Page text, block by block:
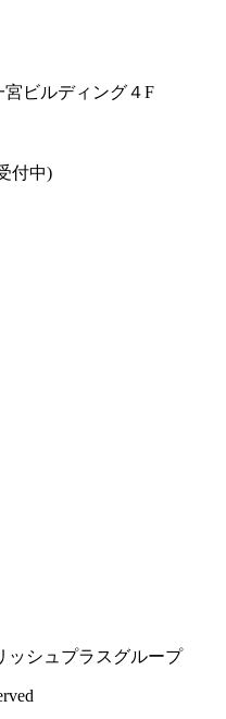
ビルディング４F
付中)
ッシュプラスグループ